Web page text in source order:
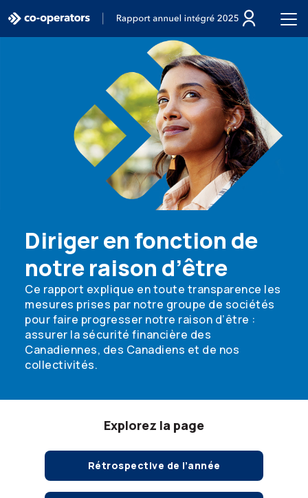
Passer à la recherche
Passer au menu principal
Passer au contenu principal
Passer au pied de page
Diriger en fonction de
notre raison d’être
Ce rapport explique en toute transparence les
mesures prises par notre groupe de sociétés
pour faire progresser notre raison d’être :
assurer la sécurité financière des
Canadiennes, des Canadiens et de nos
collectivités.
Explorez la page
Rétrospective de l’année